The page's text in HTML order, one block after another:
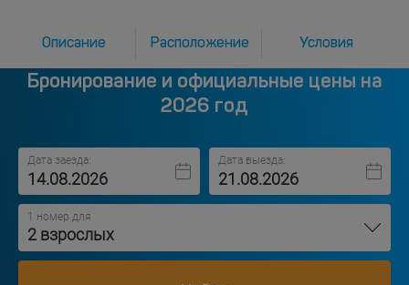
Описание Расположение Условия
Бронирование и официальные цены на
2026 год
Дата заезда: Дата выезда:
1 номер для
2 взрослых